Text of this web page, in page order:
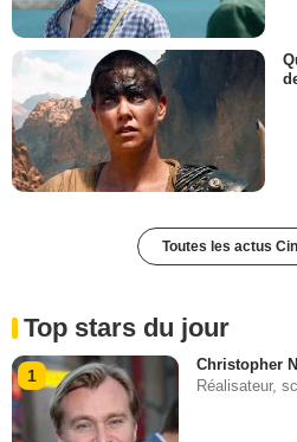
Toutes les actus
Top stars du jour
1
Christopher
Réalisateur,